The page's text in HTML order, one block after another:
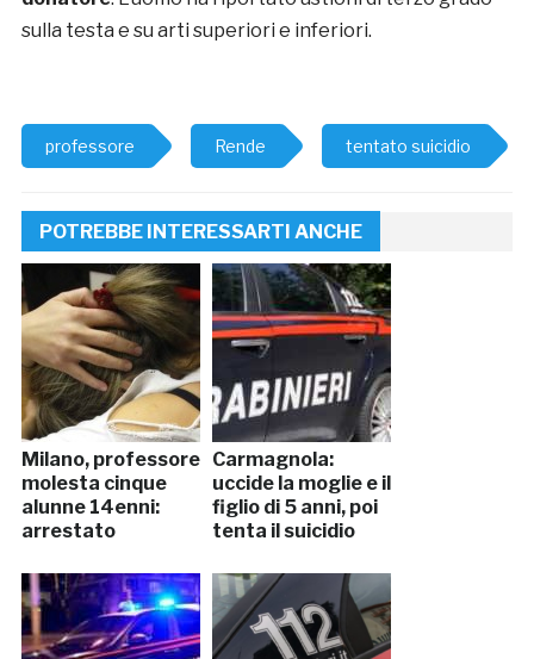
sulla testa e su arti superiori e inferiori.
professore Rende tentato suicidio
POTREBBE INTERESSARTI ANCHE
Milano, professore
molesta cinque
alunne 14enni:
arrestato
Carmagnola:
uccide la moglie e il
figlio di 5 anni, poi
tenta il suicidio